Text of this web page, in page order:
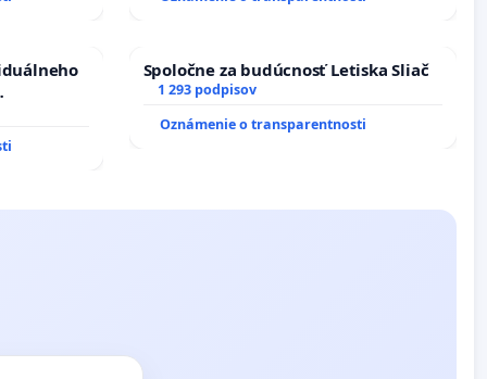
1. a 2.
Spoločne za budúcnosť Letiska Sliač
1 293 podpisov
Oznámenie o transparentnosti